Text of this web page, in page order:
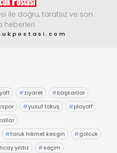
ile doğru, tarafsız ve son
heberleri
#ziyaret #başkanlar
#yusuf tokuş #playoff
#faruk hikmet kesgin #gölcük
yıldız #seçim
Cengiz Çakıroğlu İş Merkezi No: